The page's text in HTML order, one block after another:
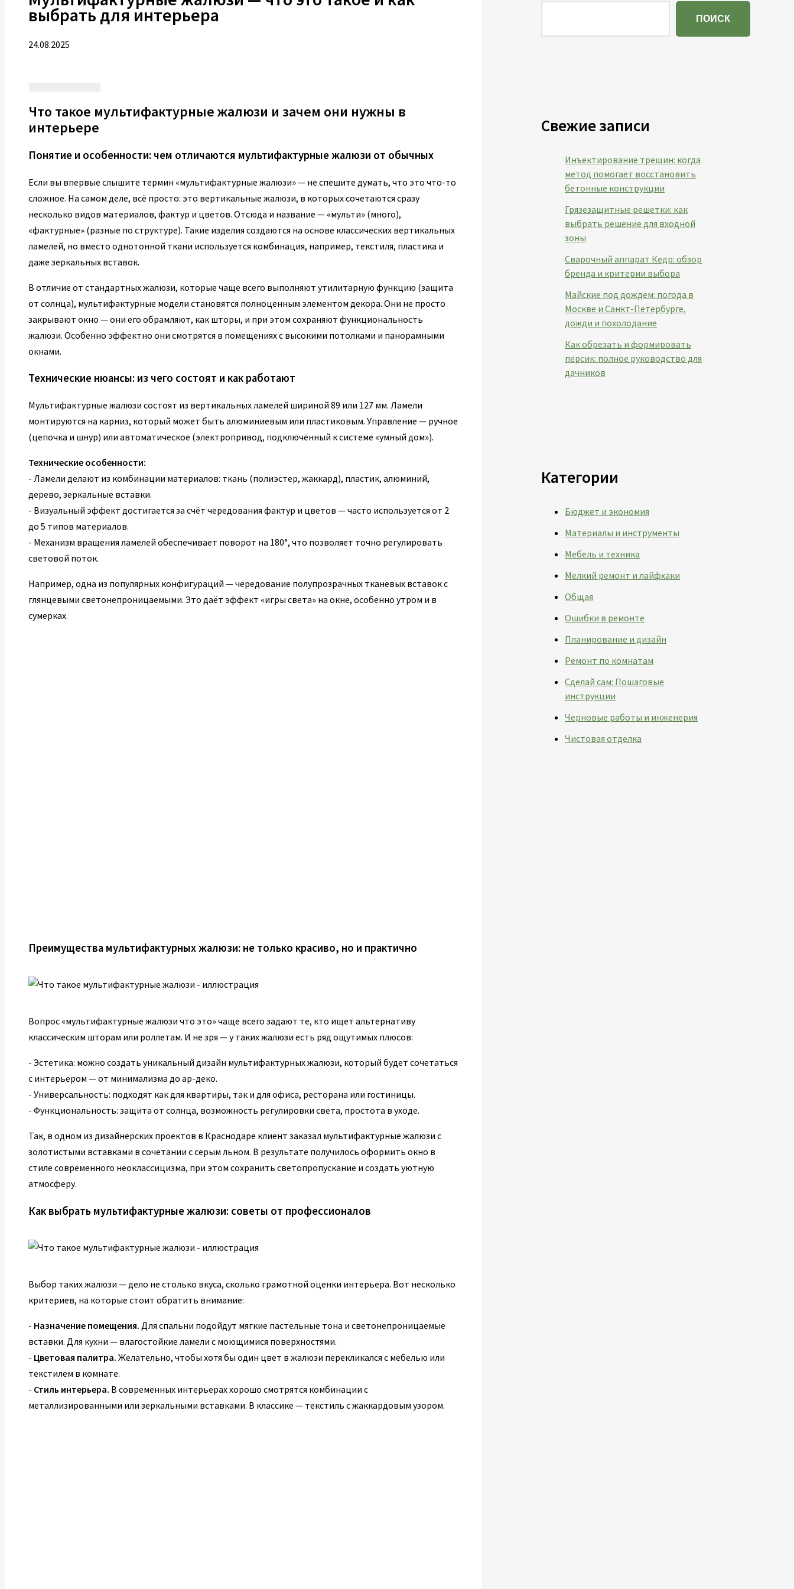
выбрать для интерьера
24.08.2025
Что такое мультифактурные жалюзи и зачем они нужны в
интерьере
Понятие и особенности: чем отличаются мультифактурные жалюзи от обычных
Если вы впервые слышите термин «мультифактурные жалюзи» — не спешите думать, что это что-то
сложное. На самом деле, всё просто: это вертикальные жалюзи, в которых сочетаются сразу
несколько видов материалов, фактур и цветов. Отсюда и название — «мульти» (много),
«фактурные» (разные по структуре). Такие изделия создаются на основе классических вертикальных
ламелей, но вместо однотонной ткани используется комбинация, например, текстиля, пластика и
даже зеркальных вставок.
В отличие от стандартных жалюзи, которые чаще всего выполняют утилитарную функцию (защита
от солнца), мультифактурные модели становятся полноценным элементом декора. Они не просто
закрывают окно — они его обрамляют, как шторы, и при этом сохраняют функциональность
жалюзи. Особенно эффектно они смотрятся в помещениях с высокими потолками и панорамными
окнами.
Технические нюансы: из чего состоят и как работают
Мультифактурные жалюзи состоят из вертикальных ламелей шириной 89 или 127 мм. Ламели
монтируются на карниз, который может быть алюминиевым или пластиковым. Управление — ручное
(цепочка и шнур) или автоматическое (электропривод, подключённый к системе «умный дом»).
Технические особенности:
- Ламели делают из комбинации материалов: ткань (полиэстер, жаккард), пластик, алюминий,
дерево, зеркальные вставки.
- Визуальный эффект достигается за счёт чередования фактур и цветов — часто используется от 2
до 5 типов материалов.
- Механизм вращения ламелей обеспечивает поворот на 180°, что позволяет точно регулировать
световой поток.
Например, одна из популярных конфигураций — чередование полупрозрачных тканевых вставок с
глянцевыми светонепроницаемыми. Это даёт эффект «игры света» на окне, особенно утром и в
сумерках.
Преимущества мультифактурных жалюзи: не только красиво, но и практично
Вопрос «мультифактурные жалюзи что это» чаще всего задают те, кто ищет альтернативу
классическим шторам или роллетам. И не зря — у таких жалюзи есть ряд ощутимых плюсов:
- Эстетика: можно создать уникальный дизайн мультифактурных жалюзи, который будет сочетаться
с интерьером — от минимализма до ар-деко.
- Универсальность: подходят как для квартиры, так и для офиса, ресторана или гостиницы.
- Функциональность: защита от солнца, возможность регулировки света, простота в уходе.
Так, в одном из дизайнерских проектов в Краснодаре клиент заказал мультифактурные жалюзи с
золотистыми вставками в сочетании с серым льном. В результате получилось оформить окно в
стиле современного неоклассицизма, при этом сохранить светопропускание и создать уютную
атмосферу.
Как выбрать мультифактурные жалюзи: советы от профессионалов
Выбор таких жалюзи — дело не столько вкуса, сколько грамотной оценки интерьера. Вот несколько
критериев, на которые стоит обратить внимание:
- Назначение помещения. Для спальни подойдут мягкие пастельные тона и светонепроницаемые
вставки. Для кухни — влагостойкие ламели с моющимися поверхностями.
- Цветовая палитра. Желательно, чтобы хотя бы один цвет в жалюзи перекликался с мебелью или
текстилем в комнате.
- Стиль интерьера. В современных интерьерах хорошо смотрятся комбинации с
металлизированными или зеркальными вставками. В классике — текстиль с жаккардовым узором.
ПОИСК
Свежие записи
Инъектирование трещин: когда
метод помогает восстановить
бетонные конструкции
Грязезащитные решетки: как
выбрать решение для входной
зоны
Сварочный аппарат Кедр: обзор
бренда и критерии выбора
Майские под дождем: погода в
Москве и Санкт-Петербурге,
дожди и похолодание
Как обрезать и формировать
персик: полное руководство для
дачников
Категории
Бюджет и экономия
Материалы и инструменты
Мебель и техника
Мелкий ремонт и лайфхаки
Общая
Ошибки в ремонте
Планирование и дизайн
Ремонт по комнатам
Сделай сам: Пошаговые
инструкции
Черновые работы и инженерия
Чистовая отделка